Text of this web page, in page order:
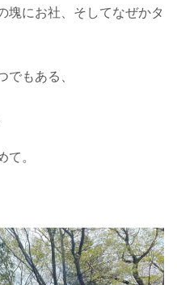
塊にお社、そしてなぜかタ
でもある、
て。